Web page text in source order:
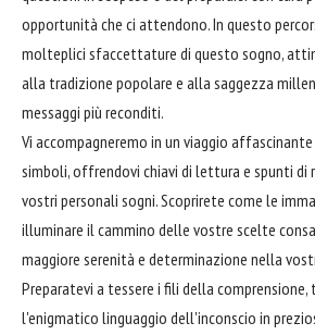
opportunità che ci attendono. In questo
molteplici sfaccettature di questo sogno,
alla tradizione popolare e alla saggezza
messaggi più reconditi.
Vi accompagneremo in un viaggio
simboli, offrendovi chiavi di lettura e spunti di
vostri personali sogni. Scoprirete come le
illuminare il cammino delle vostre scelte
maggiore serenità e determinazione nella
Preparatevi a tessere i fili della
l'enigmatico linguaggio dell'inconscio in